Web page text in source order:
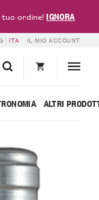
»VINO BIANCO CÀLLIDO –
ITA IL MIO ACCOUNT
ALTRI
tuo ordine!IGNORA